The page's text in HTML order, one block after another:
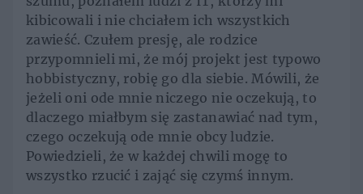
kibicowali i nie chciałem ich wszystkich
zawieść. Czułem presję, ale rodzice
przypomnieli mi, że mój projekt jest typowo
hobbistyczny, robię go dla siebie. Mówili, że
jeżeli oni ode mnie niczego nie oczekują, to
dlaczego miałbym się zastanawiać nad tym,
czego oczekują ode mnie obcy ludzie.
Powiedzieli, że w każdej chwili mogę to
wszystko rzucić i zająć się czymś innym.